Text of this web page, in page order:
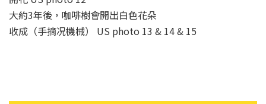
大約3年後，咖啡樹會開出白色花朵
收成（手摘况機械） US photo 13 & 14 & 15